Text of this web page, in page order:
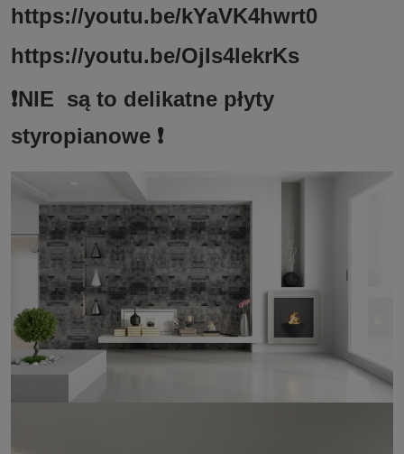
https://youtu.be/kYaVK4hwrt0
https://youtu.be/OjIs4lekrKs
❗️NIE są to delikatne płyty
styropianowe ❗️